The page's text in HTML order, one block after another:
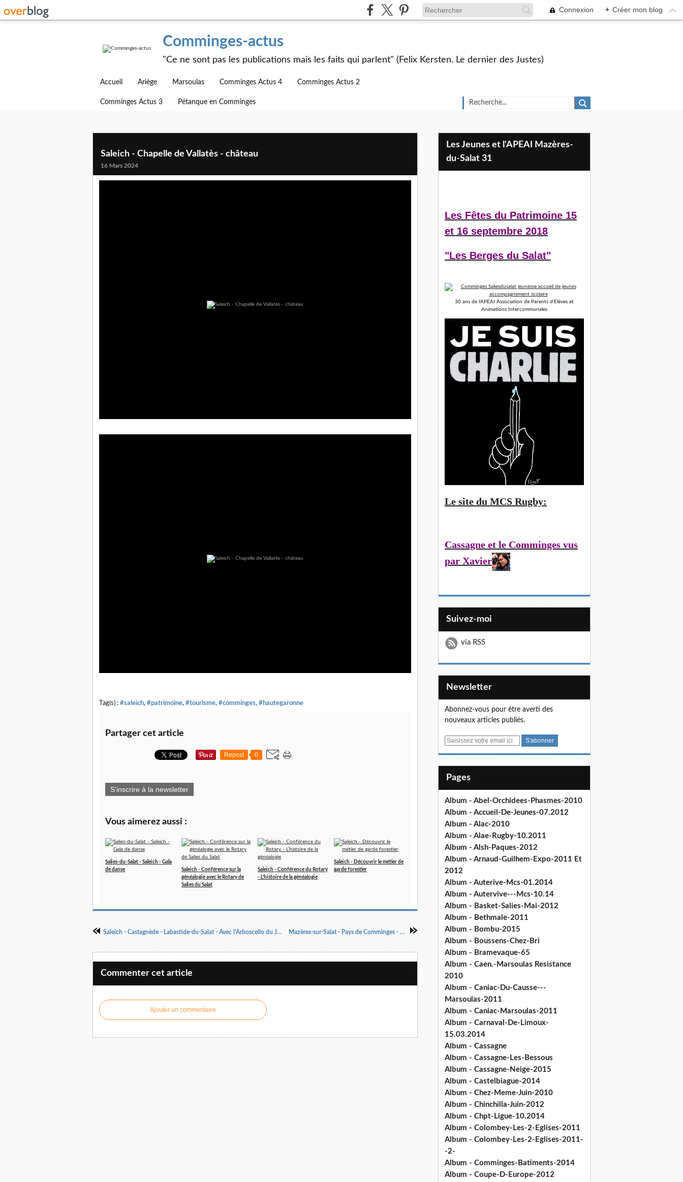
Connexion + Créer mon blog
Comminges-actus
"Ce ne sont pas les publications mais les faits qui parlent" (Felix Kersten. Le dernier des Justes)
Accueil Ariège Marsoulas Comminges Actus 4 Comminges Actus 2
Comminges Actus 3 Pétanque en Comminges
Saleich - Chapelle de Vallatès - château
16 Mars 2024
Tag(s) : #saleich, #patrimoine, #tourisme, #comminges, #hautegaronne
Partager cet article
Repost 0
S'inscrire à la newsletter
Vous aimerez aussi :
Salies-du-Salat - Saleich - Gala
de danse
Saleich - Conférence sur la
généalogie avec le Rotary de
Salies du Salat
Saleich - Conférence du Rotary
- L’histoire de la généalogie
Saleich - Découvrir le métier de
garde forestier
Saleich - Castagnède - Labastide-du-Salat - Avec l'Arboscello du Jardin des Musiques Mazères-sur-Salat - Pays de Comminges - Atelier citoyen
Commenter cet article
Ajouter un commentaire
Les Jeunes et l'APEAI Mazères-
du-Salat 31
Les Fêtes du Patrimoine 15
et 16 septembre 2018
"Les Berges du Salat"
30 ans de l'APEAI Association de Parents d'Elèves et
Animations Intercommunales
Le site du MCS Rugby:
Cassagne et le Comminges vus
par Xavier
Suivez-moi
via RSS
Newsletter
Abonnez-vous pour être averti des
nouveaux articles publiés.
E
Pages
Album - Abel-Orchidees-Phasmes-2010
Album - Accueil-De-Jeunes-07.2012
Album - Alac-2010
Album - Alae-Rugby-10.2011
Album - Alsh-Paques-2012
Album - Arnaud-Guilhem-Expo-2011 Et
2012
Album - Auterive-Mcs-01.2014
Album - Autervive---Mcs-10.14
Album - Basket-Salies-Mai-2012
Album - Bethmale-2011
Album - Bombu-2015
Album - Boussens-Chez-Bri
Album - Bramevaque-65
Album - Caen.-Marsoulas Resistance
2010
Album - Caniac-Du-Causse---
Marsoulas-2011
Album - Caniac-Marsoulas-2011
Album - Carnaval-De-Limoux-
15.03.2014
Album - Cassagne
Album - Cassagne-Les-Bessous
Album - Cassagne-Neige-2015
Album - Castelbiague-2014
Album - Chez-Meme-Juin-2010
Album - Chinchilla-Juin-2012
Album - Chpt-Ligue-10.2014
Album - Colombey-Les-2-Eglises-2011
Album - Colombey-Les-2-Eglises-2011-
-2-
Album - Comminges-Batiments-2014
Album - Coupe-D-Europe-2012